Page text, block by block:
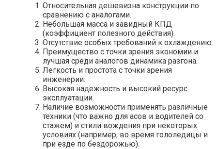
Относительная дешевизна конструкции по
сравнению с аналогами.
Небольшая масса и завидный КПД
(коэффициент полезного действия).
Отсутствие особых требований к охлаждению.
Преимущество с точки зрения экономии и
лучшая среди аналогов динамика разгона.
Легкость и простота с точки зрения
инженерии.
Высокая надежность и высокий ресурс
эксплуатации.
Наличие возможности применять различные
техники (что важно для асов и водителей со
стажем) и стили вождения при некоторых
условиях (например, во время гололедицы и
при езде по бездорожью).